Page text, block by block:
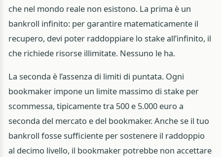
che nel mondo reale non esistono. La prima è un
bankroll infinito: per garantire matematicamente il
recupero, devi poter raddoppiare lo stake all’infinito, il
che richiede risorse illimitate. Nessuno le ha.
La seconda è l’assenza di limiti di puntata. Ogni
bookmaker impone un limite massimo di stake per
scommessa, tipicamente tra 500 e 5.000 euro a
seconda del mercato e del bookmaker. Anche se il tuo
bankroll fosse sufficiente per sostenere il raddoppio
al decimo livello, il bookmaker potrebbe non accettare